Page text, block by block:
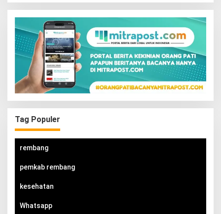
Tag Populer
rembang
pemkab rembang
kesehatan
Whatsapp